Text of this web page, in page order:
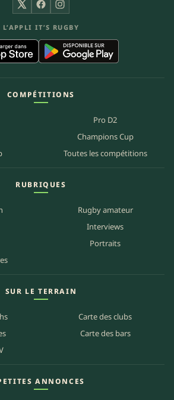
X FacebookInstagram
L’APPLI IT’S RUGBY
COMPÉTITIONS
Pro D2
Champions Cup
Toutes les compétitions
RUBRIQUES
Rugby amateur
Interviews
Portraits
SUR LE TERRAIN
Carte des clubs
Carte des bars
ANNONCES